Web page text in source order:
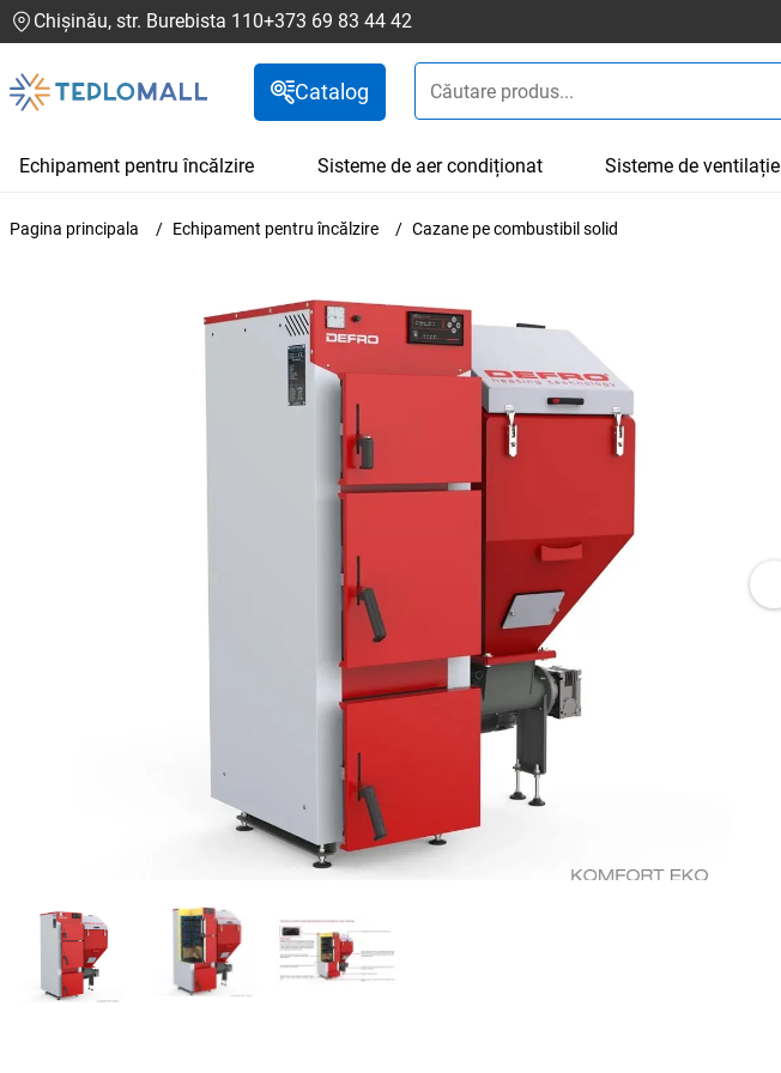
Chișinău, str. Burebista 110+373 69 83 44 42
Catalog
Echipament pentru încălzire Sisteme de aer condiționat Sisteme de ventilație
Pagina principala Echipament pentru încălzire Cazane pe combustibil solid